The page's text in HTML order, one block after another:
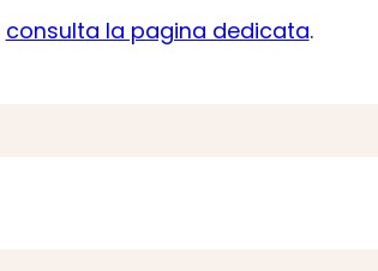
consulta la pagina dedicata.